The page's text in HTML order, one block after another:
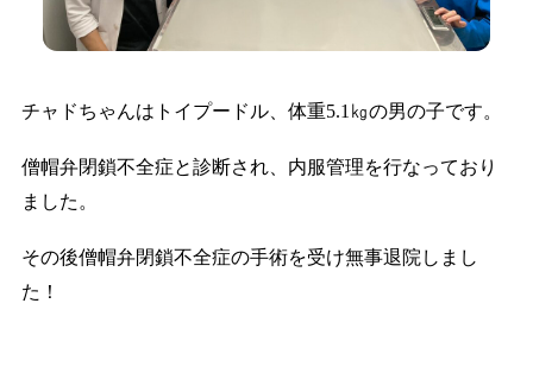
チャドちゃんはトイプードル、体重5.1㎏の男の子です。
僧帽弁閉鎖不全症と診断され、内服管理を行なっており
ました。
その後僧帽弁閉鎖不全症の手術を受け無事退院しまし
た！